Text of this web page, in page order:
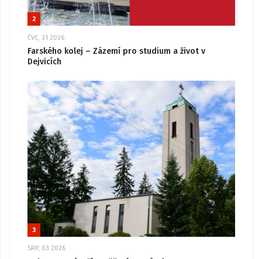
2
ČVC, 31 2026
Farského kolej – Zázemí pro studium a život v
Dejvicích
3
SRP, 03 2026